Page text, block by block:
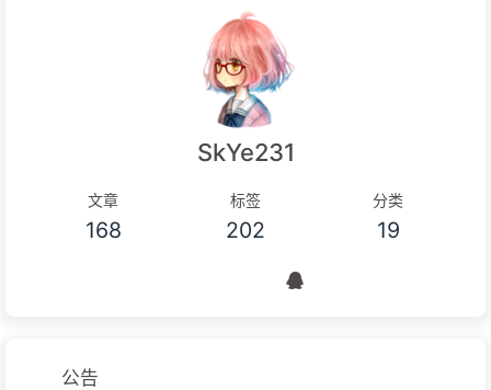
SkYe231
文章
168
标签
202
分类
19
公告